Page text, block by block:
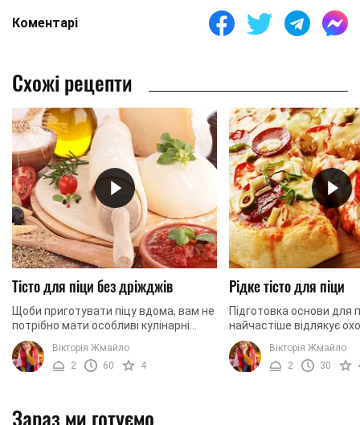
Коментарі
Схожі рецепти
Тісто для піци без дріжджів
Щоби приготувати піцу вдома, вам не
потрібно мати особливі кулінарні
здібності. Багато людей бояться
братися за приготування цієї страви
через ...
Вікторія Жмайло
2
60 4
Рідке тісто для піци
Підготовка основи для
найчастіше відлякує
поласувати
вдома. Звичайно,
піцу додому або
Вікторія Жмайло
2
30
Зараз ми готуємо